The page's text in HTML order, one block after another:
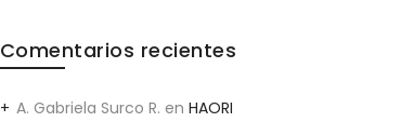
Comentarios recientes
A. Gabriela Surco R. en HAORI